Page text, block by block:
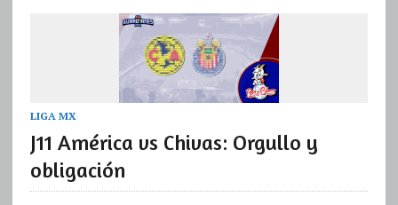
LIGA MX
J11 América vs Chivas: Orgullo y
obligación